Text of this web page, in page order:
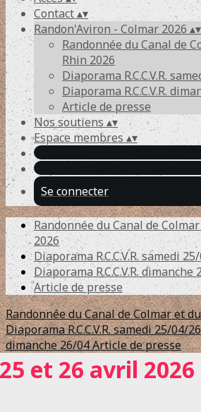
Contact▴▾
Randon'Aviron - Colmar 2026 ▴▾
Randonnée du Canal de
Rhin 2026
Diaporama R.C.C.V.R.
Diaporama R.C.C.V.R.
Article de presse
Nos soutiens ▴▾
Espace membres▴▾
Se connecter
Randonnée du Canal de
2026
Diaporama R.C.C.V.R. samedi
Diaporama R.C.C.V.R. dimanche
Article de presse
Randonnée du Canal de Colmar et
Diaporama R.C.C.V.R. samedi 25/04/
dimanche 26/04Article de presse
et 26 avril 2026